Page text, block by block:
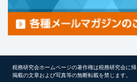
税務研究会ホームページの著作権は税務研究会に帰
掲載の文章および写真等の無断転載を禁じます。